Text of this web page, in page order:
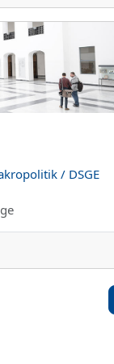
/ DSGE
/ DSGE